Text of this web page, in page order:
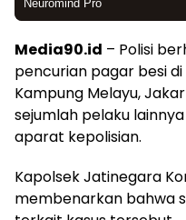
Media90.id – Polisi
pencurian pagar besi
Kampung Melayu,
sejumlah pelaku
aparat kepolisian.
Kapolsek Jatinegara
membenarkan bahwa